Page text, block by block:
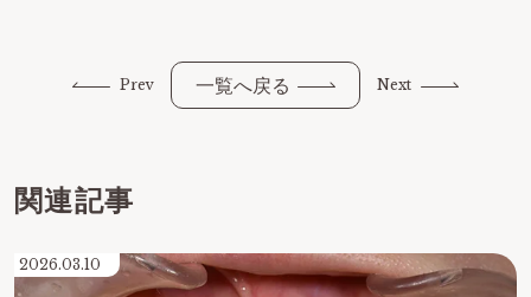
Prev 一覧へ戻る Next
関連記事
2026.03.10